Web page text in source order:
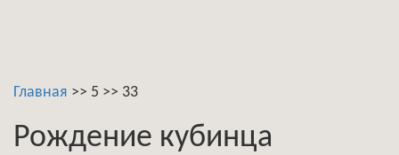
Главная >> 5 >> 33
Рождение кубинца